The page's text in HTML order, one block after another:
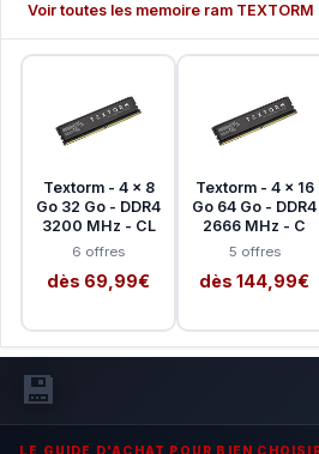
Voir toutes les memoire ram
Textorm - 4 x 8
Go 32 Go - DDR4
3200 MHz - CL
6 offres
dès 69,99€
Textorm - 4 x 16
Go 64 Go - DDR4
2666 MHz - C
5 offres
dès 144,99€
💾